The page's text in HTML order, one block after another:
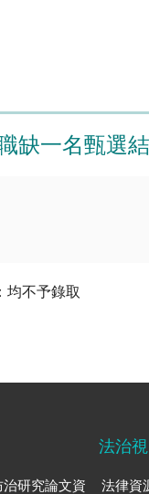
缺一名甄選
均不予錄取
研究論文資
法治
法律資